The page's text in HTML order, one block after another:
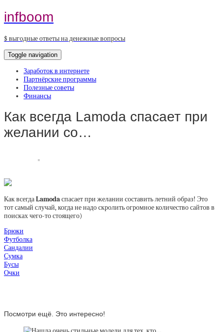
infboom
$ выгодные ответы на денежные вопросы
Toggle navigation
Заработок в интернете
Партнёрские программы
Полезные советы
Финансы
Как всегда Lamoda спасает при
желании со…
Как всегдаLamodaспасает при желании составить летний образ! Это
тот самый случай, когда не надо скролить огромное количество сайтов в
поисках чего-то стоящего)
Брюки
Футболка
Сандалии
Сумка
Бусы
Очки
Посмотри ещё. Это интересно!